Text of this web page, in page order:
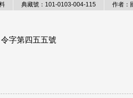
典藏號：101-0103-004-115 作者：
字第四五五號